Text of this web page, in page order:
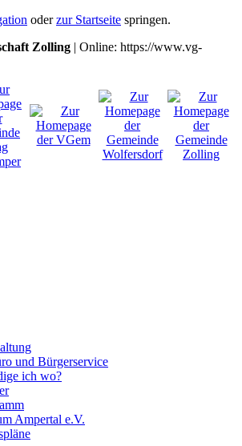
oderzur Startseite springen.
Zolling | Online: https://www.vg-
und Bürgerservice
ich wo?
Ampertal e.V.